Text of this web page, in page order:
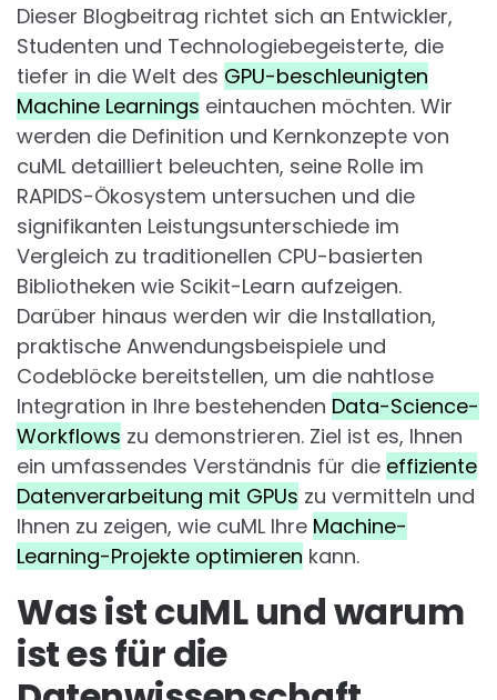
Dieser Blogbeitrag richtet sich an Entwickler,
Studenten und Technologiebegeisterte, die
tiefer in die Welt des GPU-beschleunigten
Machine Learnings eintauchen möchten. Wir
werden die Definition und Kernkonzepte von
cuML detailliert beleuchten, seine Rolle im
RAPIDS-Ökosystem untersuchen und die
signifikanten Leistungsunterschiede im
Vergleich zu traditionellen CPU-basierten
Bibliotheken wie Scikit-Learn aufzeigen.
Darüber hinaus werden wir die Installation,
praktische Anwendungsbeispiele und
Codeblöcke bereitstellen, um die nahtlose
Integration in Ihre bestehenden Data-Science-
Workflows zu demonstrieren. Ziel ist es, Ihnen
ein umfassendes Verständnis für die effiziente
Datenverarbeitung mit GPUs zu vermitteln und
Ihnen zu zeigen, wie cuML Ihre Machine-
Learning-Projekte optimieren kann.
Was ist cuML und warum
ist es für die